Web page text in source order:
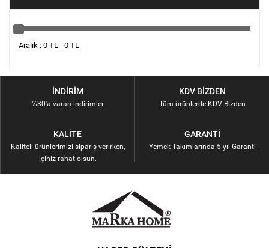
Aralık : 0 TL - 0 TL
İNDIRIM
%30'a varan indirimler
KDV BIZDEN
Tüm ürünlerde KDV Bizden
KALITE
Kaliteli ürünlerimizi sipariş verirken,
içiniz rahat olsun.
GARANTI
Yemek Takımlarında 5 yıl Garanti